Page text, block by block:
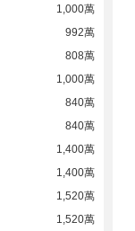
1,000萬
992萬
808萬
1,000萬
840萬
840萬
1,400萬
1,400萬
1,520萬
1,520萬